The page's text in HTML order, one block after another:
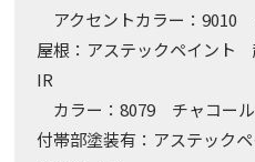
アクセントカラー：9010
屋根：アステックペイント
IR
カラー：8079 チャコール
付帯部塗装有：アステック